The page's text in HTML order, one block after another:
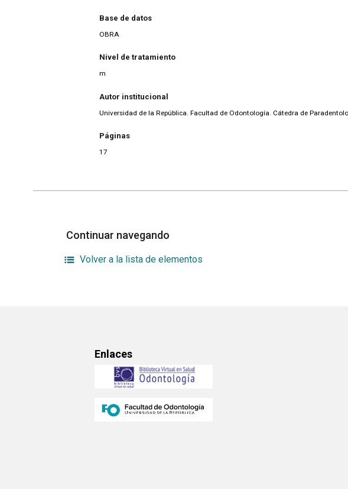
Base de datos
OBRA
Nivel de tratamiento
m
Autor institucional
Universidad de la República. Facultad de Odontología. Cátedra de
Páginas
17
Continuar navegando
Volver a la lista de elementos
Enlaces